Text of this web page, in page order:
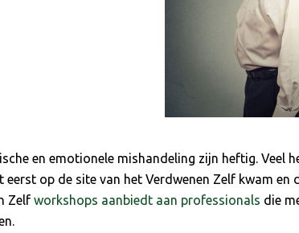
en emotionele mishandeling zijn heftig.
eerst op de site van het Verdwenen Zelf kwam
Zelf workshops aanbiedt aan professionals die